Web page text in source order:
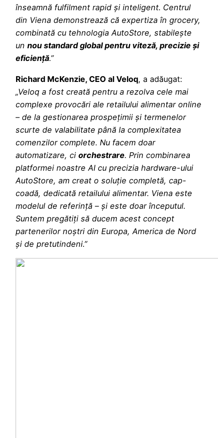
înseamnă fulfilment rapid și inteligent. Centrul
din Viena demonstrează că expertiza în grocery,
combinată cu tehnologia AutoStore, stabilește
un nou standard global pentru viteză, precizie și
eficiență.”
Richard McKenzie, CEO al Veloq, a adăugat:
„Veloq a fost creată pentru a rezolva cele mai
complexe provocări ale retailului alimentar online
– de la gestionarea prospețimii și termenelor
scurte de valabilitate până la complexitatea
comenzilor complete. Nu facem doar
automatizare, ci orchestrare. Prin combinarea
platformei noastre AI cu precizia hardware-ului
AutoStore, am creat o soluție completă, cap-
coadă, dedicată retailului alimentar. Viena este
modelul de referință – și este doar începutul.
Suntem pregătiți să ducem acest concept
partenerilor noștri din Europa, America de Nord
și de pretutindeni.”